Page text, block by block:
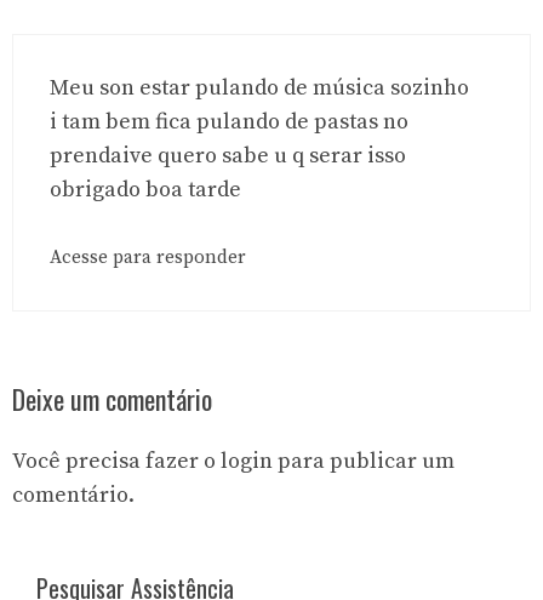
Meu son estar pulando de música sozinho
i tam bem fica pulando de pastas no
prendaive quero sabe u q serar isso
obrigado boa tarde
Acesse para responder
Deixe um comentário
Você precisa fazer o loginpara publicar um
comentário.
Pesquisar Assistência